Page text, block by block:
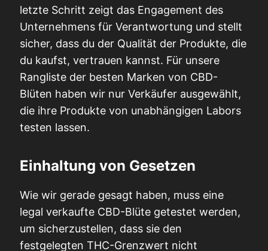
letzte Schritt zeigt das Engagement des
Unternehmens für Verantwortung und stellt
sicher, dass du der Qualität der Produkte, die
du kaufst, vertrauen kannst. Für unsere
Rangliste der besten Marken von CBD-
Blüten haben wir nur Verkäufer ausgewählt,
die ihre Produkte von unabhängigen Labors
testen lassen.
Einhaltung von Gesetzen
Wie wir gerade gesagt haben, muss eine
legal verkaufte CBD-Blüte getestet werden,
um sicherzustellen, dass sie den
festgelegten THC-Grenzwert nicht